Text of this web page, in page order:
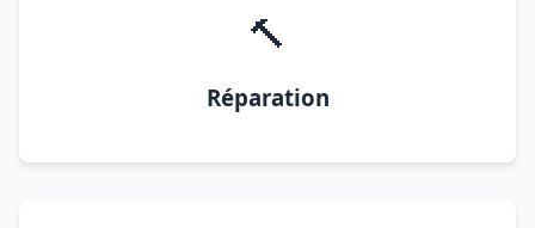
🔨
Réparation